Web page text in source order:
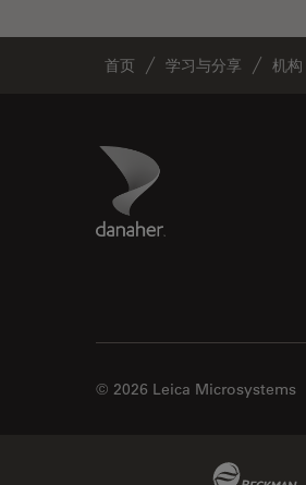
首页 学习与分享 机构
Danaher Logo
© 2026 Leica Microsystems